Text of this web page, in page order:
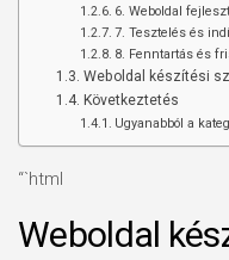
6. Weboldal
7. Tesztelés és
8. Fenntartás és
Weboldal készítési
Következtetés
Ugyanabból a
“`html
Weboldal